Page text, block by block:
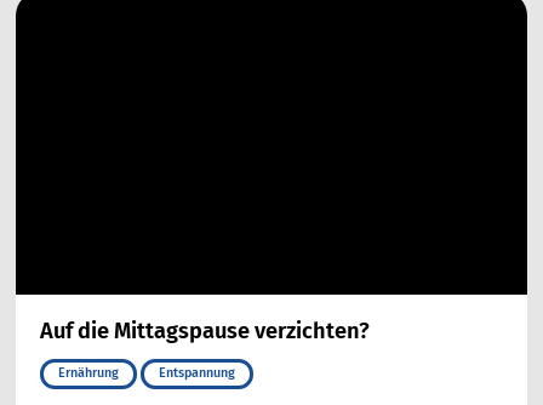
Auf die Mittagspause verzichten?
Ernährung Entspannung